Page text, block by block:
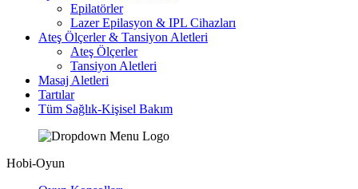
Epilatörler
Lazer Epilasyon & IPL Cihazları
Ateş Ölçerler & Tansiyon Aletleri
Ateş Ölçerler
Tansiyon Aletleri
Masaj Aletleri
Tartılar
Tüm Sağlık-Kişisel Bakım
Hobi-Oyun